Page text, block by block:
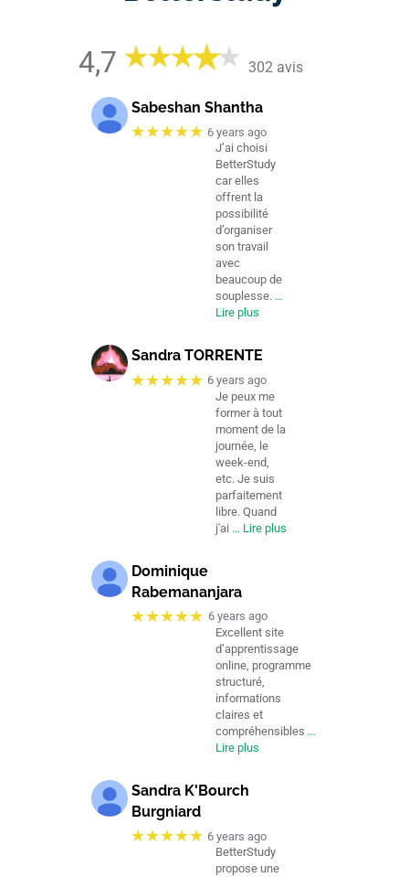
4,7 302 avis
Sabeshan Shantha
★★★★★ 6 years ago
J’ai choisi
BetterStudy
car elles
offrent la
possibilité
d’organiser
son travail
avec
beaucoup de
souplesse. …
Lire plus
Sandra TORRENTE
★★★★★ 6 years ago
Je peux me
former à tout
moment de la
journée, le
week-end,
etc. Je suis
parfaitement
libre. Quand
j'ai … Lire plus
Dominique
Rabemananjara
★★★★★ 6 years ago
Excellent site
d’apprentissage
online, programme
structuré,
informations
claires et
compréhensibles …
Lire plus
Sandra K'Bourch
Burgniard
★★★★★ 6 years ago
BetterStudy
propose une